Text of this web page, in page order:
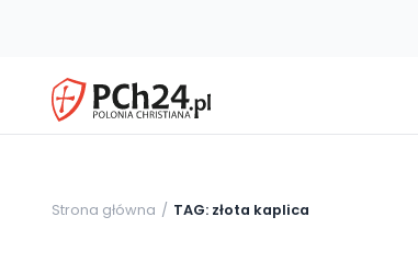
Strona główna TAG: złota kaplica